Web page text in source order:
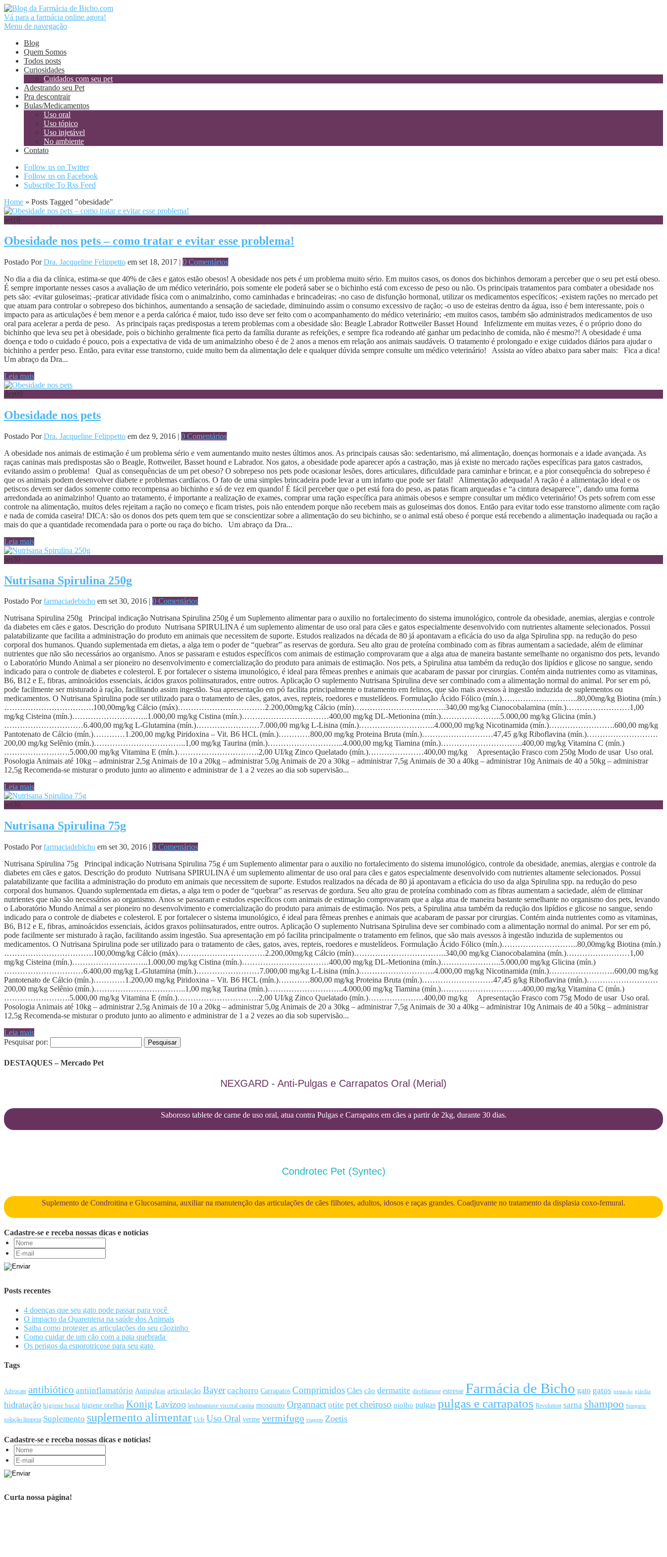
Vá para a farmácia online agora!
Menu de navegação
Blog
Quem Somos
Todos posts
Curiosidades
Cuidados com seu pet
Adestrando seu Pet
Pra descontrair
Bulas/Medicamentos
Uso oral
Uso tópico
Uso injetável
No ambiente
Contato
Follow us on Twitter
Follow us on Facebook
Subscribe To Rss Feed
Home » Posts Tagged "obesidade"
set18
Obesidade nos pets – como tratar e evitar esse problema!
Postado PorDra. Jacqueline Felippetto em set 18, 2017 | 0 Comentários
No dia a dia da clínica, estima-se que 40% de cães e gatos estão obesos! A obesidade nos pets é um problema muito sério. Em muitos casos, os donos dos bichinhos demoram a perceber que o seu pet está obeso.
É sempre importante nesses casos a avaliação de um médico veterinário, pois somente ele poderá saber se o bichinho está com excesso de peso ou não. Os principais tratamentos para combater a obesidade nos
pets são: -evitar guloseimas; -praticar atividade física com o animalzinho, como caminhadas e brincadeiras; -no caso de disfunção hormonal, utilizar os medicamentos específicos; -existem rações no mercado pet
que atuam para controlar o sobrepeso dos bichinhos, aumentando a sensação de saciedade, diminuindo assim o consumo excessivo de ração; -o uso de esteiras dentro da água, isso é bem interessante, pois o
impacto para as articulações é bem menor e a perda calórica é maior, tudo isso deve ser feito com o acompanhamento do médico veterinário; -em muitos casos, também são administrados medicamentos de uso
oral para acelerar a perda de peso. As principais raças predispostas a terem problemas com a obesidade são: Beagle Labrador Rottweiler Basset Hound Infelizmente em muitas vezes, é o próprio dono do
bichinho que leva seu pet à obesidade, pois o bichinho geralmente fica perto da família durante as refeições, e sempre fica rodeando até ganhar um pedacinho de comida, não é mesmo?! A obesidade é uma
doença e todo o cuidado é pouco, pois a expectativa de vida de um animalzinho obeso é de 2 anos a menos em relação aos animais saudáveis. O tratamento é prolongado e exige cuidados diários para ajudar o
bichinho a perder peso. Então, para evitar esse transtorno, cuide muito bem da alimentação dele e qualquer dúvida sempre consulte um médico veterinário! Assista ao vídeo abaixo para saber mais: Fica a dica!
Um abraço da Dra...
Leia mais
dez09
Obesidade nos pets
Postado PorDra. Jacqueline Felippetto em dez 9, 2016 | 0 Comentários
A obesidade nos animais de estimação é um problema sério e vem aumentando muito nestes últimos anos. As principais causas são: sedentarismo, má alimentação, doenças hormonais e a idade avançada. As
raças caninas mais predispostas são o Beagle, Rottweiler, Basset hound e Labrador. Nos gatos, a obesidade pode aparecer após a castração, mas já existe no mercado rações específicas para gatos castrados,
evitando assim o problema! Qual as consequências de um pet obeso? O sobrepeso nos pets pode ocasionar lesões, dores articulares, dificuldade para caminhar e brincar, e a pior consequência do sobrepeso é
que os animais podem desenvolver diabete e problemas cardíacos. O fato de uma simples brincadeira pode levar a um infarto que pode ser fatal! Alimentação adequada! A ração é a alimentação ideal e os
petiscos devem ser dados somente como recompensa ao bichinho e só de vez em quando! É fácil perceber que o pet está fora do peso, as patas ficam arqueadas e “a cintura desaparece’’, dando uma forma
arredondada ao animalzinho! Quanto ao tratamento, é importante a realização de exames, comprar uma ração específica para animais obesos e sempre consultar um médico veterinário! Os pets sofrem com esse
controle na alimentação, muitos deles rejeitam a ração no começo e ficam tristes, pois não entendem porque não recebem mais as guloseimas dos donos. Então para evitar todo esse transtorno alimente com ração
e nada de comida caseira! DICA: são os donos dos pets quem tem que se conscientizar sobre a alimentação do seu bichinho, se o animal está obeso é porque está recebendo a alimentação inadequada ou ração a
mais do que a quantidade recomendada para o porte ou raça do bicho. Um abraço da Dra...
Leia mais
set30
Nutrisana Spirulina 250g
Postado Porfarmaciadebicho em set 30, 2016 | 0 Comentários
Nutrisana Spirulina 250g Principal indicação Nutrisana Spirulina 250g é um Suplemento alimentar para o auxilio no fortalecimento do sistema imunológico, controle da obesidade, anemias, alergias e controle
da diabetes em cães e gatos. Descrição do produto Nutrisana SPIRULINA é um suplemento alimentar de uso oral para cães e gatos especialmente desenvolvido com nutrientes altamente selecionados. Possui
palatabilizante que facilita a administração do produto em animais que necessitem de suporte. Estudos realizados na década de 80 já apontavam a eficácia do uso da alga Spirulina spp. na redução do peso
corporal dos humanos. Quando suplementada em dietas, a alga tem o poder de “quebrar” as reservas de gordura. Seu alto grau de proteína combinado com as fibras aumentam a saciedade, além de eliminar
nutrientes que não são necessários ao organismo. Anos se passaram e estudos específicos com animais de estimação comprovaram que a alga atua de maneira bastante semelhante no organismo dos pets, levando
o Laboratório Mundo Animal a ser pioneiro no desenvolvimento e comercialização do produto para animais de estimação. Nos pets, a Spirulina atua também da redução dos lipídios e glicose no sangue, sendo
indicado para o controle de diabetes e colesterol. E por fortalecer o sistema imunológico, é ideal para fêmeas prenhes e animais que acabaram de passar por cirurgias. Contém ainda nutrientes como as vitaminas,
B6, B12 e E, fibras, aminoácidos essenciais, ácidos graxos poliinsaturados, entre outros. Aplicação O suplemento Nutrisana Spirulina deve ser combinado com a alimentação normal do animal. Por ser em pó,
pode facilmente ser misturado à ração, facilitando assim ingestão. Sua apresentação em pó facilita principalmente o tratamento em felinos, que são mais avessos à ingestão induzida de suplementos ou
medicamentos. O Nutrisana Spirulina pode ser utilizado para o tratamento de cães, gatos, aves, repteis, roedores e mustelídeos. Formulação Ácido Fólico (mín.)………………………..80,00mg/kg Biotina (mín.)
…………………………….100,00mg/kg Cálcio (máx)……………………………2.200,00mg/kg Cálcio (mín)……………………………..340,00 mg/kg Cianocobalamina (mín.)……………………1,00
mg/kg Cisteina (mín.)………………………..1.000,00 mg/kg Cistina (mín.)……………………………400,00 mg/kg DL-Metionina (mín.)…………………..5.000,00 mg/kg Glicina (mín.)
…………………………6.400,00 mg/kg L-Glutamina (mín.)……………………7.000,00 mg/kg L-Lisina (mín.)………………………..4.000,00 mg/kg Nicotinamida (mín.)…………………….600,00 mg/kg
Pantotenato de Cálcio (mín.)…………1.200,00 mg/kg Piridoxina – Vit. B6 HCL (mín.)…………800,00 mg/kg Proteina Bruta (mín.)………………………47,45 g/kg Riboflavina (mín.)………………………
200,00 mg/kg Selênio (mín.)……………………………..1,00 mg/kg Taurina (mín.)………………………..4.000,00 mg/kg Tiamina (mín.)………………………….400,00 mg/kg Vitamina C (mín.)
…………………….5.000,00 mg/kg Vitamina E (mín.)………………………….2,00 UI/kg Zinco Quelatado (mín.)…………………400,00 mg/kg Apresentação Frasco com 250g Modo de usar Uso oral.
Posologia Animais até 10kg – administrar 2,5g Animais de 10 a 20kg – administrar 5,0g Animais de 20 a 30kg – administrar 7,5g Animais de 30 a 40kg – administrar 10g Animais de 40 a 50kg – administrar
12,5g Recomenda-se misturar o produto junto ao alimento e administrar de 1 a 2 vezes ao dia sob supervisão...
Leia mais
set30
Nutrisana Spirulina 75g
Postado Porfarmaciadebicho em set 30, 2016 | 0 Comentários
Nutrisana Spirulina 75g Principal indicação Nutrisana Spirulina 75g é um Suplemento alimentar para o auxilio no fortalecimento do sistema imunológico, controle da obesidade, anemias, alergias e controle da
diabetes em cães e gatos. Descrição do produto Nutrisana SPIRULINA é um suplemento alimentar de uso oral para cães e gatos especialmente desenvolvido com nutrientes altamente selecionados. Possui
palatabilizante que facilita a administração do produto em animais que necessitem de suporte. Estudos realizados na década de 80 já apontavam a eficácia do uso da alga Spirulina spp. na redução do peso
corporal dos humanos. Quando suplementada em dietas, a alga tem o poder de “quebrar” as reservas de gordura. Seu alto grau de proteína combinado com as fibras aumentam a saciedade, além de eliminar
nutrientes que não são necessários ao organismo. Anos se passaram e estudos específicos com animais de estimação comprovaram que a alga atua de maneira bastante semelhante no organismo dos pets, levando
o Laboratório Mundo Animal a ser pioneiro no desenvolvimento e comercialização do produto para animais de estimação. Nos pets, a Spirulina atua também da redução dos lipídios e glicose no sangue, sendo
indicado para o controle de diabetes e colesterol. E por fortalecer o sistema imunológico, é ideal para fêmeas prenhes e animais que acabaram de passar por cirurgias. Contém ainda nutrientes como as vitaminas,
B6, B12 e E, fibras, aminoácidos essenciais, ácidos graxos poliinsaturados, entre outros. Aplicação O suplemento Nutrisana Spirulina deve ser combinado com a alimentação normal do animal. Por ser em pó,
pode facilmente ser misturado à ração, facilitando assim ingestão. Sua apresentação em pó facilita principalmente o tratamento em felinos, que são mais avessos à ingestão induzida de suplementos ou
medicamentos. O Nutrisana Spirulina pode ser utilizado para o tratamento de cães, gatos, aves, repteis, roedores e mustelídeos. Formulação Ácido Fólico (mín.)………………………..80,00mg/kg Biotina (mín.)
…………………………….100,00mg/kg Cálcio (máx)……………………………2.200,00mg/kg Cálcio (mín)……………………………..340,00 mg/kg Cianocobalamina (mín.)……………………1,00
mg/kg Cisteina (mín.)………………………..1.000,00 mg/kg Cistina (mín.)……………………………400,00 mg/kg DL-Metionina (mín.)…………………..5.000,00 mg/kg Glicina (mín.)
…………………………6.400,00 mg/kg L-Glutamina (mín.)……………………7.000,00 mg/kg L-Lisina (mín.)………………………..4.000,00 mg/kg Nicotinamida (mín.)…………………….600,00 mg/kg
Pantotenato de Cálcio (mín.)…………1.200,00 mg/kg Piridoxina – Vit. B6 HCL (mín.)…………800,00 mg/kg Proteina Bruta (mín.)………………………47,45 g/kg Riboflavina (mín.)………………………
200,00 mg/kg Selênio (mín.)……………………………..1,00 mg/kg Taurina (mín.)………………………..4.000,00 mg/kg Tiamina (mín.)………………………….400,00 mg/kg Vitamina C (mín.)
…………………….5.000,00 mg/kg Vitamina E (mín.)………………………….2,00 UI/kg Zinco Quelatado (mín.)…………………400,00 mg/kg Apresentação Frasco com 75g Modo de usar Uso oral.
Posologia Animais até 10kg – administrar 2,5g Animais de 10 a 20kg – administrar 5,0g Animais de 20 a 30kg – administrar 7,5g Animais de 30 a 40kg – administrar 10g Animais de 40 a 50kg – administrar
12,5g Recomenda-se misturar o produto junto ao alimento e administrar de 1 a 2 vezes ao dia sob supervisão...
Leia mais
Pesquisar por:
DESTAQUES – Mercado Pet
NEXGARD - Anti-Pulgas e Carrapatos Oral (Merial)
Saboroso tablete de carne de uso oral, atua contra Pulgas e Carrapatos em cães a partir de 2kg, durante 30 dias.
Condrotec Pet (Syntec)
Suplemento de Condroitina e Glucosamina, auxiliar na manutenção das articulações de cães filhotes, adultos, idosos e raças grandes. Coadjuvante no tratamento da displasia coxo-femural.
Cadastre-se e receba nossas dicas e notícias
Posts recentes
4 doenças que seu gato pode passar para você
O impacto da Quarentena na saúde dos Animais
Saiba como proteger as articulações do seu cãozinho
Como cuidar de um cão com a pata quebrada
Os perigos da esporotricose para seu gato
Tags
Advocate antibiótico antiinflamatório Antipulgas articulação Bayer cachorro Carrapatos Comprimidos Cães cão dermatite dirofilariose estresse Farmácia de Bicho gato gatos gestação giárdia
hidratação higiene bucal higiene orelhas Konig Lavizoo leishmaniose visceral canina mosquito Organnact otite pet cheiroso piolho pulgas pulgas e carrapatos Revolution sarna shampoo Simparic
solução limpeza Suplemento suplemento alimentar Ucb Uso Oral verme vermifugo viagem Zoetis
Cadastre-se e receba nossas dicas e notícias!
Curta nossa página!